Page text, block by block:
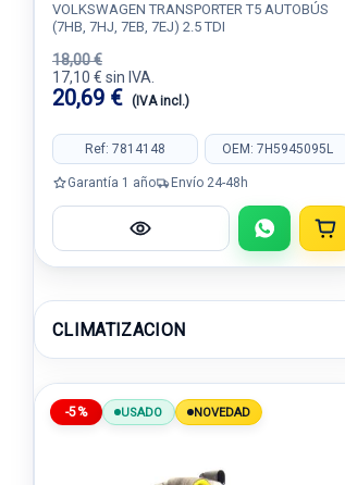
VOLKSWAGEN TRANSPORTER T5 AUTOBÚS
(7HB, 7HJ, 7EB, 7EJ) 2.5 TDI
18,00 €
17,10 € sin IVA.
20,69 € (IVA incl.)
Ref: 7814148 OEM: 7H5945095L
Garantía 1 año Envío 24-48h
CLIMATIZACION
-5% USADO NOVEDAD